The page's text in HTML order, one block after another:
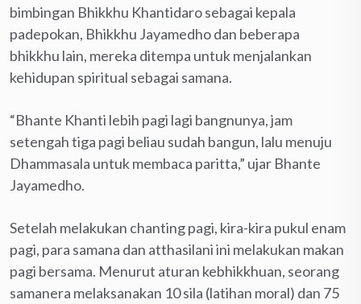
bimbingan Bhikkhu Khantidaro sebagai kepala
padepokan, Bhikkhu Jayamedho dan beberapa
bhikkhu lain, mereka ditempa untuk menjalankan
kehidupan spiritual sebagai samana.
“Bhante Khanti lebih pagi lagi bangnunya, jam
setengah tiga pagi beliau sudah bangun, lalu menuju
Dhammasala untuk membaca paritta,” ujar Bhante
Jayamedho.
Setelah melakukan chanting pagi, kira-kira pukul enam
pagi, para samana dan atthasilani ini melakukan makan
pagi bersama. Menurut aturan kebhikkhuan, seorang
samanera melaksanakan 10 sila (latihan moral) dan 75